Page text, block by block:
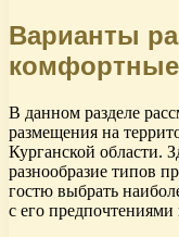
Варианты
В данном разделе
размещения на
Курганской области.
разнообразие типов
гостю выбрать
с его